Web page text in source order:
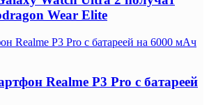
Wear Elite
Realme P3 Pro с батареей на 6000 мАч
Realme P3 Pro с батареей